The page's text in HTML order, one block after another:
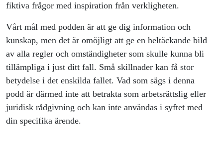
fiktiva frågor med inspiration från verkligheten.
Vårt mål med podden är att ge dig information och
kunskap, men det är omöjligt att ge en heltäckande bild
av alla regler och omständigheter som skulle kunna bli
tillämpliga i just ditt fall. Små skillnader kan få stor
betydelse i det enskilda fallet. Vad som sägs i denna
podd är därmed inte att betrakta som arbetsrättslig eller
juridisk rådgivning och kan inte användas i syftet med
din specifika ärende.